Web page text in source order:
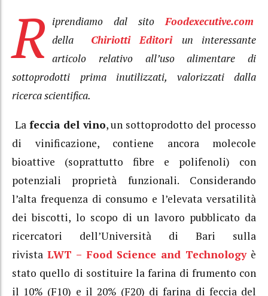
R iprendiamo dal sitoFoodexecutive.com
della Chiriotti Editori un interessante
articolo relativo all’uso alimentare di
sottoprodotti prima inutilizzati, valorizzati dalla
ricerca scientifica.
La feccia del vino, un sottoprodotto del processo
di vinificazione, contiene ancora molecole
bioattive (soprattutto fibre e polifenoli) con
potenziali proprietà funzionali. Considerando
l’alta frequenza di consumo e l’elevata versatilità
dei biscotti, lo scopo di un lavoro pubblicato da
ricercatori dell’Università di Bari sulla
rivista LWT – Food Science and Technologyè
stato quello di sostituire la farina di frumento con
il 10% (F10) e il 20% (F20) di farina di feccia del